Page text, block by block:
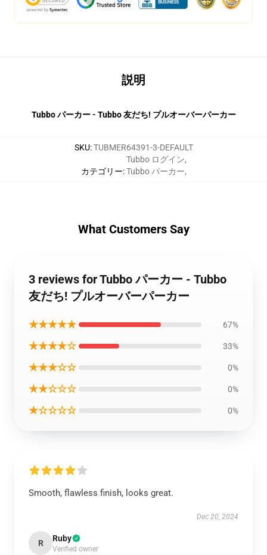
説明
Tubbo パーカー - Tubbo 友だち! プルオーバーパーカー
SKU:TUBMER64391-3-DEFAULT
カテゴリー:
Tubbo ログイン,
Tubbo パーカー,
What Customers Say
3 reviews for Tubbo パーカー - Tubbo
友だち! プルオーバーパーカー
★★★★★ 67%
★★★★☆ 33%
★★★☆☆ 0%
★★☆☆☆ 0%
★☆☆☆☆ 0%
Smooth, flawless finish, looks great.
Dec 20, 2024
R Ruby
Verified owner